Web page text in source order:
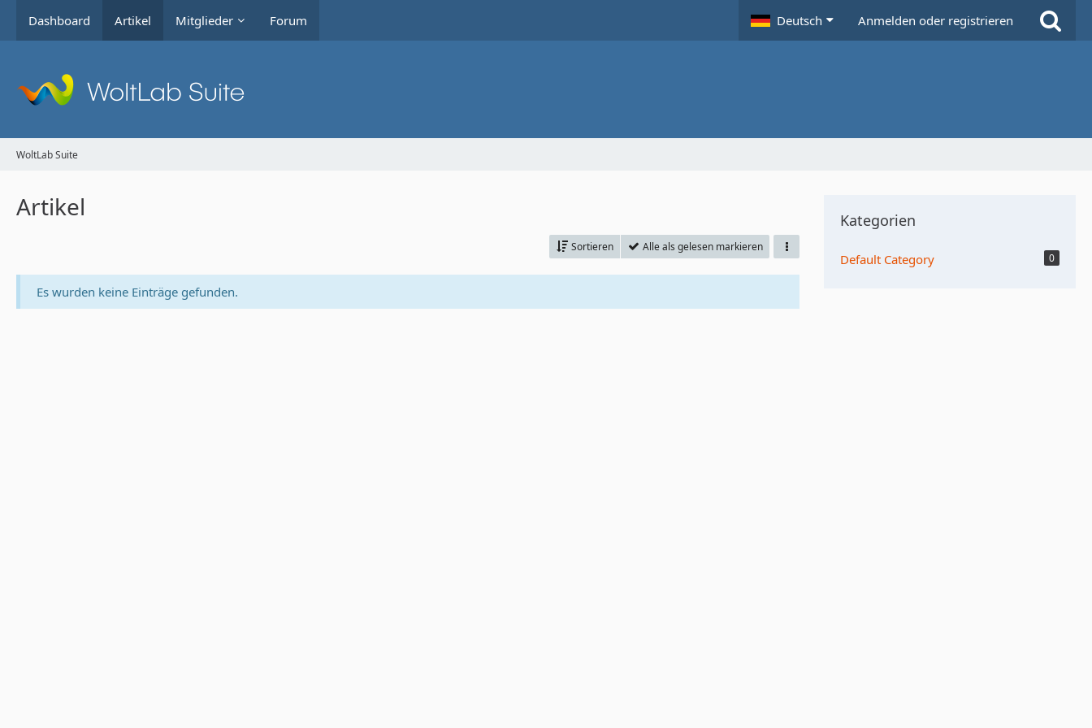
Dashboard Artikel Mitglieder Forum Deutsch Anmelden oder registrieren
WoltLab Suite
Artikel
Sortieren Alle als gelesen markieren
Es wurden keine Einträge gefunden.
Kategorien
Default Category 0